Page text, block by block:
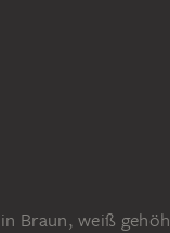
Braun, weiß